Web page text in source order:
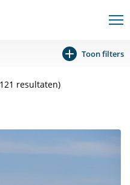
Toon filters
resultaten)